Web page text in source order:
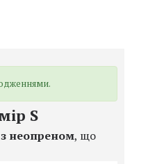
S
неопреном, що